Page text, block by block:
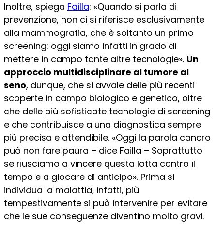
Inoltre, spiega Failla: «Quando si parla di
prevenzione, non ci si riferisce esclusivamente
alla mammografia, che è soltanto un primo
screening: oggi siamo infatti in grado di
mettere in campo tante altre tecnologie». Un
approccio multidisciplinare al tumore al
seno, dunque, che si avvale delle più recenti
scoperte in campo biologico e genetico, oltre
che delle più sofisticate tecnologie di screening
e che contribuisce a una diagnostica sempre
più precisa e attendibile. «Oggi la parola cancro
può non fare paura – dice Failla – Soprattutto
se riusciamo a vincere questa lotta contro il
tempo e a giocare di anticipo». Prima si
individua la malattia, infatti, più
tempestivamente si può intervenire per evitare
che le sue conseguenze diventino molto gravi.